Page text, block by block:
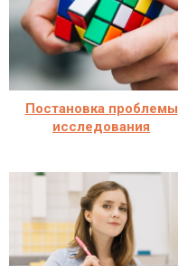
Постановка проблемы
исследования